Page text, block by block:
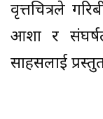
वृत्तचित्रले
आशा र
साहसलाई